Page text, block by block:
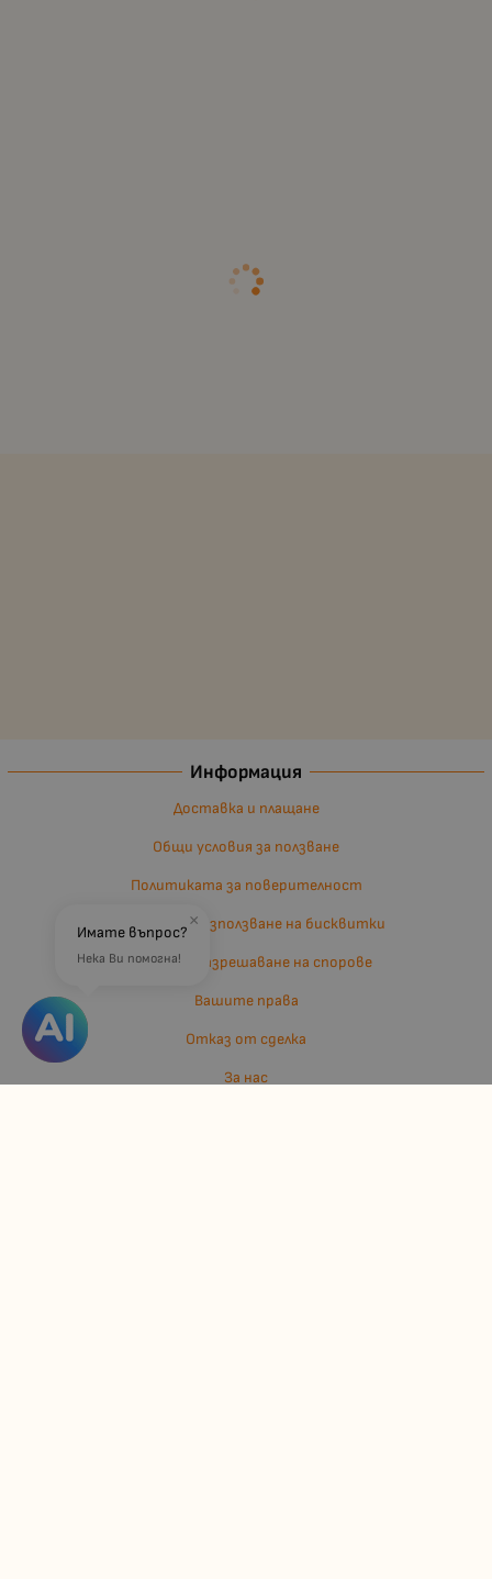
Информация
Доставка и плащане
Общи условия за ползване
Политиката за поверителност
Политика за използване на бисквитки
Въпроси и разрешаване на спорове
Вашите права
Отказ от сделка
За нас
×
Имате въпрос?
Нека Ви помогна!